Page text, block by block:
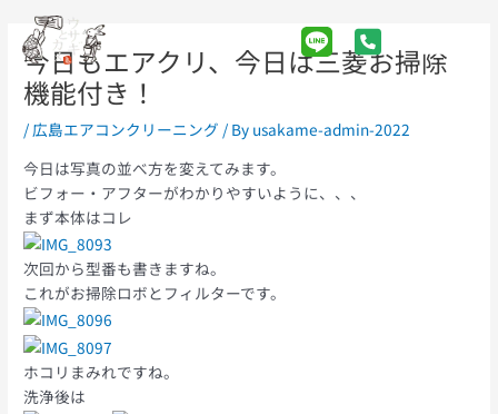
content
Menu
今日もエアクリ、今日は三菱お掃除
機能付き！
/広島エアコンクリーニング / By usakame-admin-2022
今日は写真の並べ方を変えてみます。
ビフォー・アフターがわかりやすいように、、、
まず本体はコレ
次回から型番も書きますね。
これがお掃除ロボとフィルターです。
ホコリまみれですね。
洗浄後は
Post
navigation